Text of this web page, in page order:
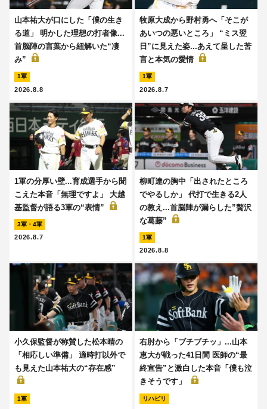
山本祐大が口にした「僕の生き
る道」 明かした理想の打者像...
首脳陣の言葉から紐解いた“凄
み”
1軍
2026.8.8
牧原大成から野村勇へ「そこが
あいつの悪いところ」 “ミス翌
日”に見えた姿...あえて呈した苦
言と本気の愛情
1軍
2026.8.7
1軍の分厚い壁...育成選手から聞
こえた本音「無理ですよ」 大越
基監督が語る3軍の“表情”
3軍・4軍
2026.8.7
柳町達の胸中「出されたところ
でやるしか」 代打で生きる2人
の教え...首脳陣が漏らした”贅沢
な葛藤”
1軍
2026.8.8
小久保監督が称賛した松本晴の
「相応しい準備」 適時打以外で
も見えた山本祐大の“存在感”
1軍
右肘から「ブチブチッ」...山本
恵大が戦った41日間 医師の“最
終宣告”と激白した本音「僕も泣
きそうです」
リハビリ